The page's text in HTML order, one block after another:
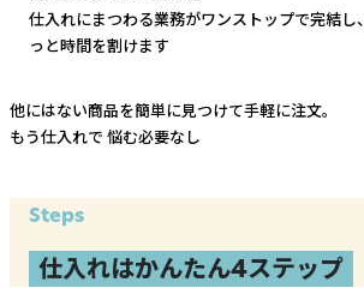
仕入れにまつわる業務がワンストップで完結し、
っと時間を割けます
他にはない商品を簡単に見つけて手軽に注文。
もう仕入れで 悩む必要なし
Steps
仕入れはかんたん4ステップ